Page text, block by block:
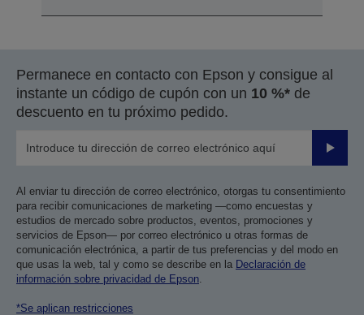
Permanece en contacto con Epson y consigue al
instante un código de cupón con un 10 %* de
descuento en tu próximo pedido.
Enviar
Al enviar tu dirección de correo electrónico, otorgas tu consentimiento
para recibir comunicaciones de marketing —como encuestas y
estudios de mercado sobre productos, eventos, promociones y
servicios de Epson— por correo electrónico u otras formas de
comunicación electrónica, a partir de tus preferencias y del modo en
que usas la web, tal y como se describe en la Declaración de
información sobre privacidad de Epson
*Se aplican restricciones